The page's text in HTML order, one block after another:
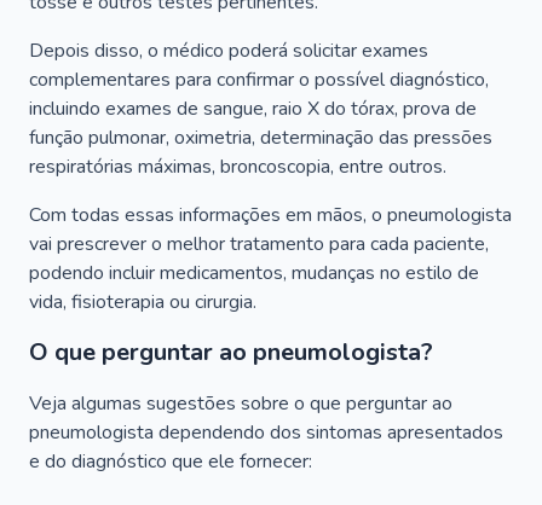
Depois disso, o médico poderá solicitar exames
complementares para confirmar o possível diagnóstico,
incluindo exames de sangue, raio X do tórax, prova de
função pulmonar, oximetria, determinação das pressões
respiratórias máximas, broncoscopia, entre outros.
Com todas essas informações em mãos, o pneumologista
vai prescrever o melhor tratamento para cada paciente,
podendo incluir medicamentos, mudanças no estilo de
vida, fisioterapia ou cirurgia.
O que perguntar ao pneumologista?
Veja algumas sugestões sobre o que perguntar ao
pneumologista dependendo dos sintomas apresentados
e do diagnóstico que ele fornecer: